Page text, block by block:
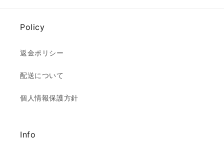
Policy
返金ポリシー
配送について
個人情報保護方針
Info